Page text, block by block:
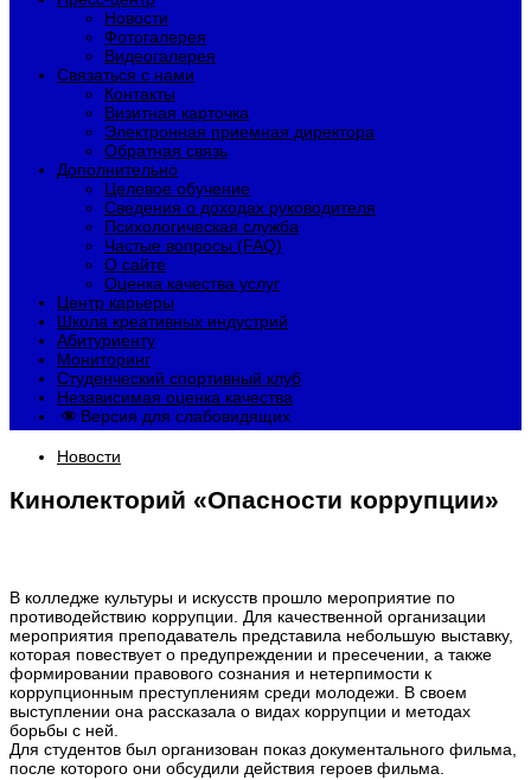
Новости
Фотогалерея
Видеогалерея
Связаться с нами
Контакты
Визитная карточка
Электронная приемная директора
Обратная связь
Дополнительно
Целевое обучение
Сведения о доходах руководителя
Психологическая служба
Частые вопросы (FAQ)
О сайте
Оценка качества услуг
Центр карьеры
Школа креативных индустрий
Абитуриенту
Мониторинг
Студенческий спортивный клуб
Независимая оценка качества
Версия для слабовидящих
Новости
Кинолекторий «Опасности коррупции»
В колледже культуры и искусств прошло мероприятие по
противодействию коррупции. Для качественной организации
мероприятия преподаватель представила небольшую выставку,
которая повествует о предупреждении и пресечении, а также
формировании правового сознания и нетерпимости к
коррупционным преступлениям среди молодежи. В своем
выступлении она рассказала о видах коррупции и методах
борьбы с ней.
Для студентов был организован показ документального фильма,
после которого они обсудили действия героев фильма.